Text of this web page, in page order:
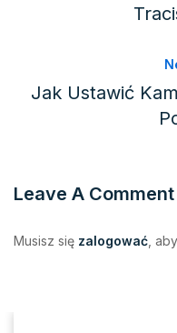
Jak Ustawić
Leave A Comment
Musisz się zalogować ,